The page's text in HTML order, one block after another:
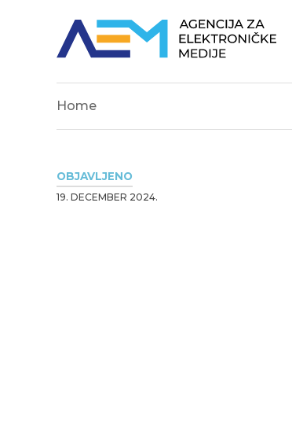
Home
OBJAVLJENO
19. DECEMBER 2024.